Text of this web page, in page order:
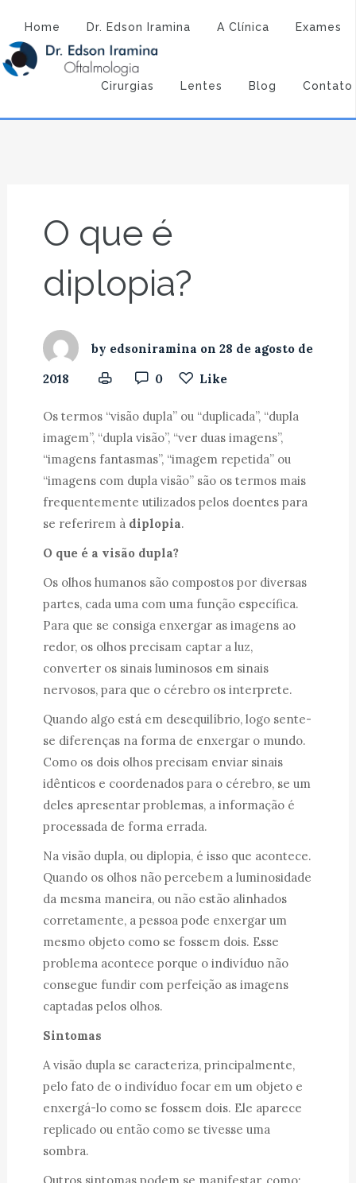
Home Dr. Edson Iramina A Clínica Exames
Cirurgias Lentes Blog Contato
O que é diplopia?
Dr. Edson Iramina - Oftalmologia
O que é
diplopia?
by edsoniramina on 28 de agosto de
2018
0 Like
Os termos “visão dupla” ou “duplicada”, “dupla
imagem”, “dupla visão”, “ver duas imagens”,
“imagens fantasmas”, “imagem repetida” ou
“imagens com dupla visão” são os termos mais
frequentemente utilizados pelos doentes para
se referirem à diplopia.
O que é a visão dupla?
Os olhos humanos são compostos por diversas
partes, cada uma com uma função específica.
Para que se consiga enxergar as imagens ao
redor, os olhos precisam captar a luz,
converter os sinais luminosos em sinais
nervosos, para que o cérebro os interprete.
Quando algo está em desequilíbrio, logo sente-
se diferenças na forma de enxergar o mundo.
Como os dois olhos precisam enviar sinais
idênticos e coordenados para o cérebro, se um
deles apresentar problemas, a informação é
processada de forma errada.
Na visão dupla, ou diplopia, é isso que acontece.
Quando os olhos não percebem a luminosidade
da mesma maneira, ou não estão alinhados
corretamente, a pessoa pode enxergar um
mesmo objeto como se fossem dois. Esse
problema acontece porque o indivíduo não
consegue fundir com perfeição as imagens
captadas pelos olhos.
Sintomas
A visão dupla se caracteriza, principalmente,
pelo fato de o indivíduo focar em um objeto e
enxergá-lo como se fossem dois. Ele aparece
replicado ou então como se tivesse uma
sombra.